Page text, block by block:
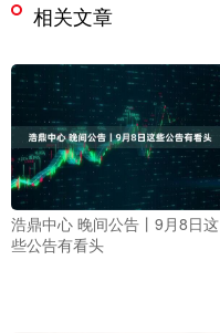
相关文章
浩鼎中心 晚间公告丨9月8日这
些公告有看头